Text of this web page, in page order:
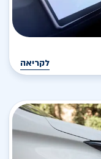
לקריאה